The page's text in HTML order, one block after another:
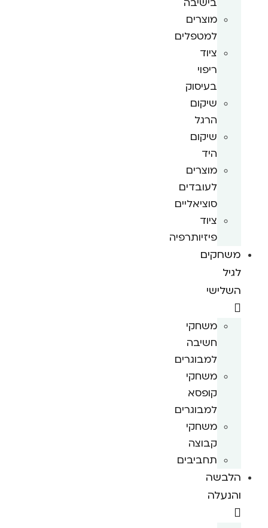
מוצרים
למטפלים
ציוד
ריפוי
בעיסוק
שיקום
הרגל
שיקום
היד
מוצרים
לעובדים
סוציאליים
ציוד
פיזיותרפיה
משחקים
לגיל
השלישי
משחקי
חשיבה
למבוגרים
משחקי
קופסא
למבוגרים
משחקי
קבוצה
תחביבים
הלבשה
והנעלה